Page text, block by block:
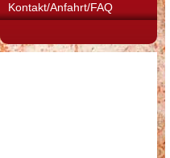
Kontakt/Anfahrt/FAQ